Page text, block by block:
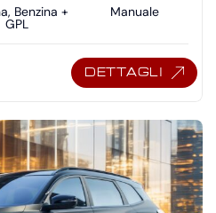
Benzina +
GPL
Manuale
DETTAGLI